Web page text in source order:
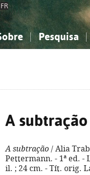
FR
Pesquisa
A subtração
A subtração / Alia
Pettermann. - 1ª ed. -
il. ; 24 cm. - Tít. orig.